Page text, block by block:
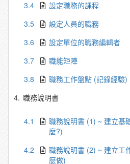
3.4
設定職務的課程
3.5
設定人員的職務
3.6
設定單位的職務編輯者
3.7
職能矩陣
3.8
職務工作盤點 (記錄經驗)
4. 職務說明書
4.1
職務說明書 (1) ~ 建立基
麼?)
4.2
職務說明書 (2) ~ 建立工
麼做)